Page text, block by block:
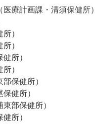
（医療計画課・清須保健所）
所）
所）
健所）
所）
部保健所）
保健所）
東部保健所）
健所）